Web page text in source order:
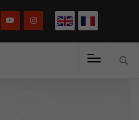
English(English)